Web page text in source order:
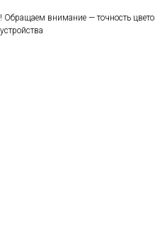
! Обращаем внимание — точность
устройства